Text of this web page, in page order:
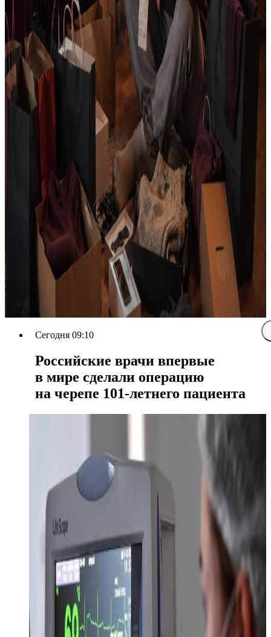
Сегодня 09:10
Российские врачи впервые
в мире сделали операцию
на черепе 101-летнего пациента